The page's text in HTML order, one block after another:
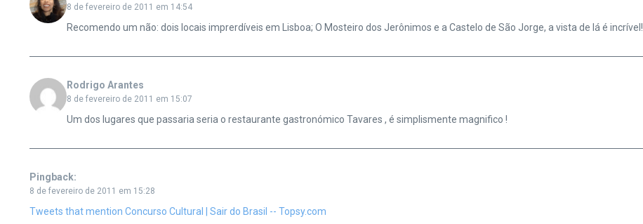
8 de fevereiro de 2011 em 14:54
Recomendo um não: dois locais imprerdíveis em Lisboa; O Mosteiro dos Jerônimos e a Castelo de São Jorge, a vista de lá é incrível!
Rodrigo Arantes
8 de fevereiro de 2011 em 15:07
Um dos lugares que passaria seria o restaurante gastronómico Tavares , é simplismente magnifico !
Pingback:
8 de fevereiro de 2011 em 15:28
Tweets that mention Concurso Cultural | Sair do Brasil -- Topsy.com